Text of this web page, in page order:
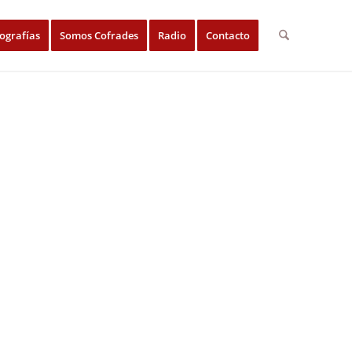
Somos Cofrades Radio Contacto